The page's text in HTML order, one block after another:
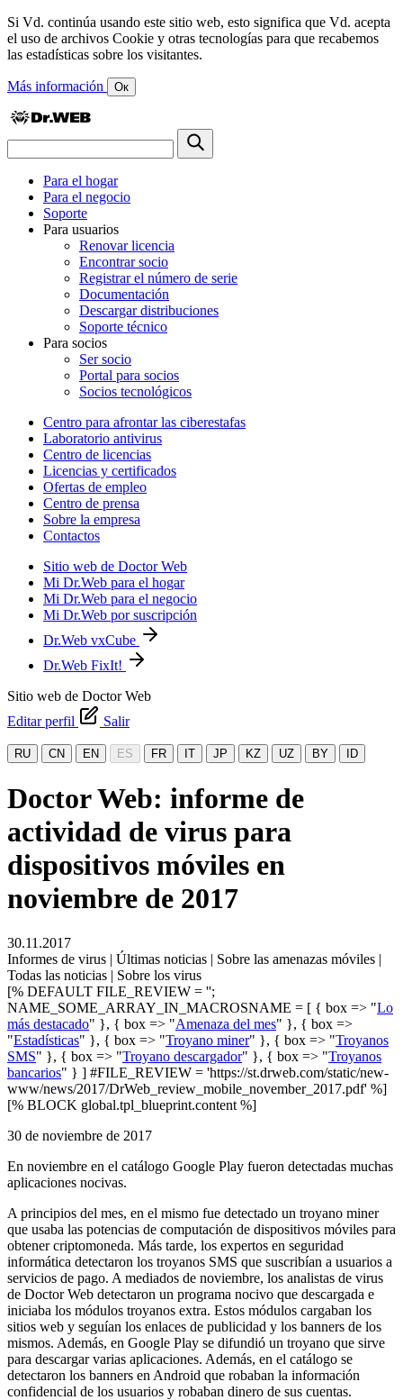
Si Vd. continúa usando este sitio web, esto significa que Vd. acepta
el uso de archivos Cookie y otras tecnologías para que recabemos
las estadísticas sobre los visitantes.
Más información Ок
Para el hogar
Para el negocio
Soporte
Para usuarios
Renovar licencia
Encontrar socio
Registrar el número de serie
Documentación
Descargar distribuciones
Soporte técnico
Para socios
Ser socio
Portal para socios
Socios tecnológicos
Centro para afrontar las ciberestafas
Laboratorio antivirus
Centro de licencias
Licencias y certificados
Ofertas de empleo
Centro de prensa
Sobre la empresa
Contactos
Sitio web de Doctor Web
Mi Dr.Web para el hogar
Mi Dr.Web para el negocio
Mi Dr.Web por suscripción
Dr.Web vxCube
Dr.Web FixIt!
Sitio web de Doctor Web
Editar perfil
Salir
RU CN EN ES FR IT JP KZ UZ BY ID
Doctor Web: informe de
actividad de virus para
dispositivos móviles en
noviembre de 2017
30.11.2017
Informes de virus | Últimas noticias | Sobre las amenazas móviles |
Todas las noticias | Sobre los virus
[% DEFAULT FILE_REVIEW = '';
NAME_SOME_ARRAY_IN_MACROSNAME = [ { box => "Lo
más destacado" }, { box => "Amenaza del mes" }, { box =>
"Estadísticas" }, { box => "Troyano miner" }, { box => "Troyanos
SMS" }, { box => "Troyano descargador" }, { box => "Troyanos
bancarios" } ] #FILE_REVIEW = 'https://st.drweb.com/static/new-
www/news/2017/DrWeb_review_mobile_november_2017.pdf' %]
[% BLOCK global.tpl_blueprint.content %]
30 de noviembre de 2017
En noviembre en el catálogo Google Play fueron detectadas muchas
aplicaciones nocivas.
A principios del mes, en el mismo fue detectado un troyano miner
que usaba las potencias de computación de dispositivos móviles para
obtener criptomoneda. Más tarde, los expertos en seguridad
informática detectaron los troyanos SMS que suscribían a usuarios a
servicios de pago. A mediados de noviembre, los analistas de virus
de Doctor Web detectaron un programa nocivo que descargada e
iniciaba los módulos troyanos extra. Estos módulos cargaban los
sitios web y seguían los enlaces de publicidad y los banners de los
mismos. Además, en Google Play se difundió un troyano que sirve
para descargar varias aplicaciones. Además, en el catálogo se
detectaron los banners en Android que robaban la información
confidencial de los usuarios y robaban dinero de sus cuentas.